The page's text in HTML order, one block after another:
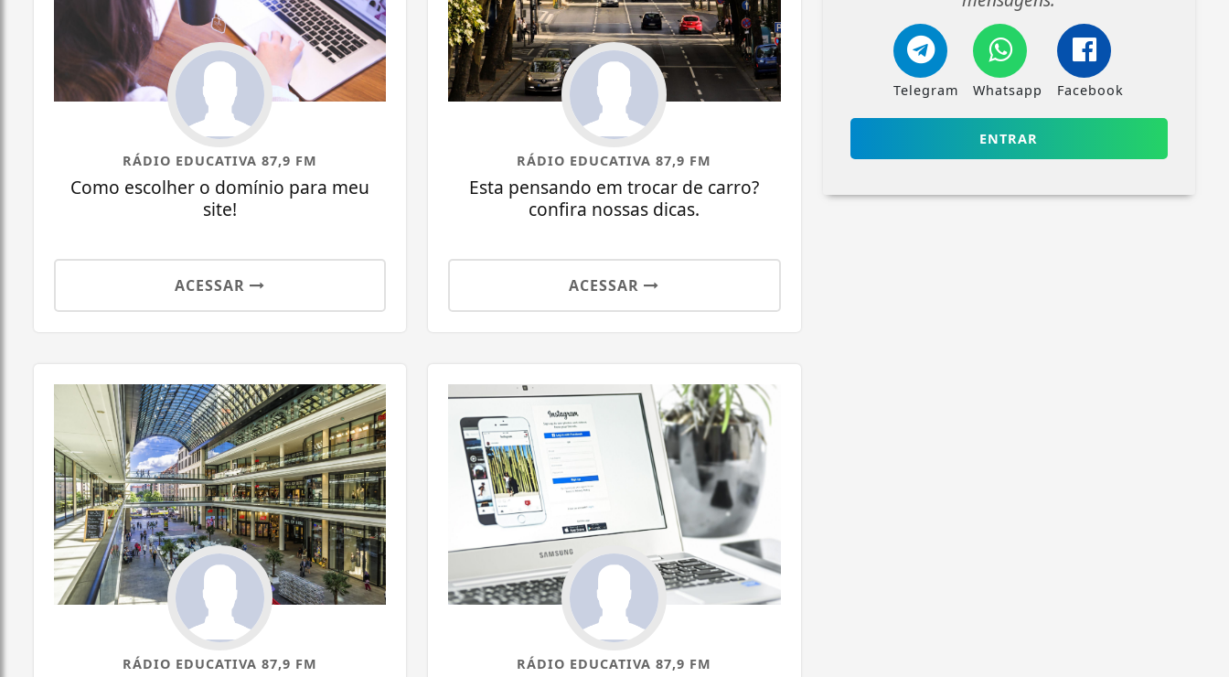
RÁDIO EDUCATIVA 87,9 FM
Como escolher o domínio para meu
site!
ACESSAR
RÁDIO EDUCATIVA 87,9 FM
Esta pensando em trocar de carro?
confira nossas dicas.
ACESSAR
RÁDIO EDUCATIVA 87,9 FM RÁDIO EDUCATIVA 87,9 FM
Telegram Whatsapp Facebook
ENTRAR